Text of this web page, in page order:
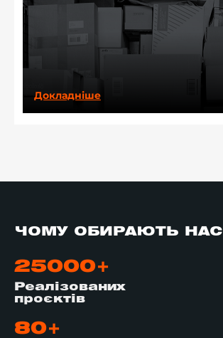
Докладніше
ЧОМУ ОБИРАЮТЬ НАС
25000+
Реалізованих
проєктів
80+